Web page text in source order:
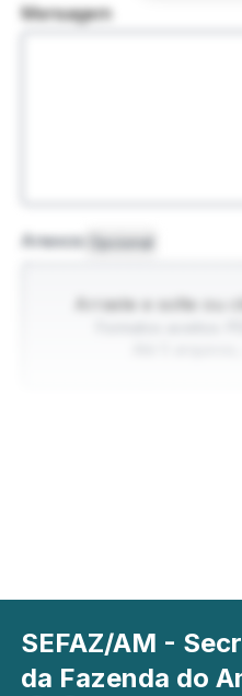
Mensagem
Anexos Opcional
Arraste e solte ou
SEFAZ/AM -
da Fazenda do